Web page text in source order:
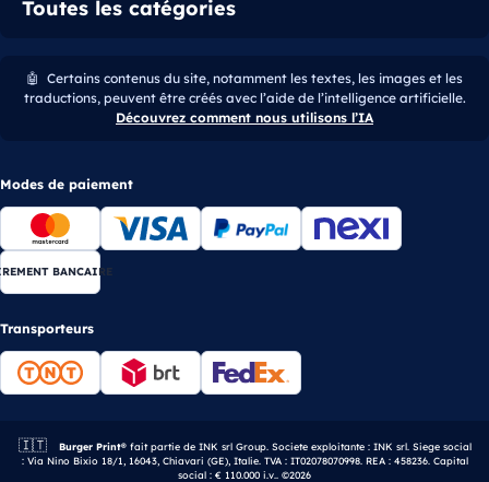
Toutes les catégories
🤖 Certains contenus du site, notamment les textes, les images et les
traductions, peuvent être créés avec l’aide de l’intelligence artificielle.
Découvrez comment nous utilisons l’IA
Modes de paiement
BANCAIRE
Transporteurs
🇮🇹 Entreprise italienne.
Burger Print®fait partie de INK srl Group. Societe exploitante : INK srl. Siege social
: Via Nino Bixio 18/1, 16043, Chiavari (GE), Italie. TVA : IT02078070998. REA : 458236. Capital
social : € 110.000 i.v.. ©2026